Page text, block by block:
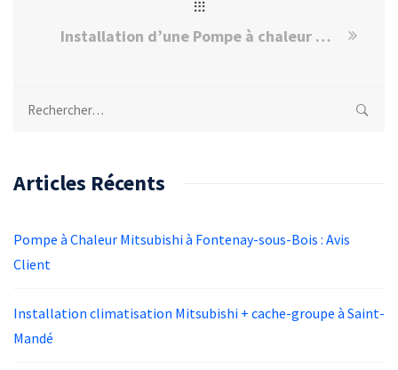
Installation d’une Pompe à chaleur Daikin à Joinville-le-Pont
Rechercher :
Articles Récents
Pompe à Chaleur Mitsubishi à Fontenay-sous-Bois : Avis
Client
Installation climatisation Mitsubishi + cache-groupe à Saint-
Mandé